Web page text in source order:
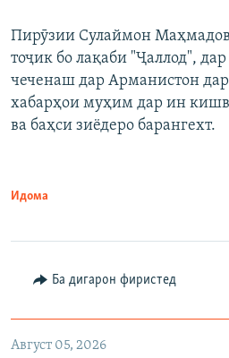
Auto 240p
720p
Пирӯзии Сулаймон
тоҷик бо лақаби "Ҷаллод",
чеченаш дар Арманистон
хабарҳои муҳим дар ин
ва баҳси зиёдеро барангехт.
Идома
Ба дигарон фиристед
Август 05, 2026